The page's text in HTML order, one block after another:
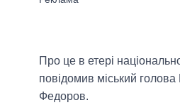
Про це в етері
повідомив міський голова
Федоров.